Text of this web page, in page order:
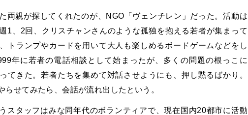
両親が探してくれたのが、NGO「ヴェンチレン」だった。活動は
1、2回、クリスチャンさんのような孤独を抱える若者が集まって
トランプやカードを用いて大人も楽しめるボードゲームなどをし
年に若者の電話相談として始まったが、多くの問題の根っこに
てきた。若者たちを集めて対話させようにも、押し黙るばかり。
らせてみたら、会話が流れ出したという。
スタッフはみな同年代のボランティアで、現在国内20都市に活動